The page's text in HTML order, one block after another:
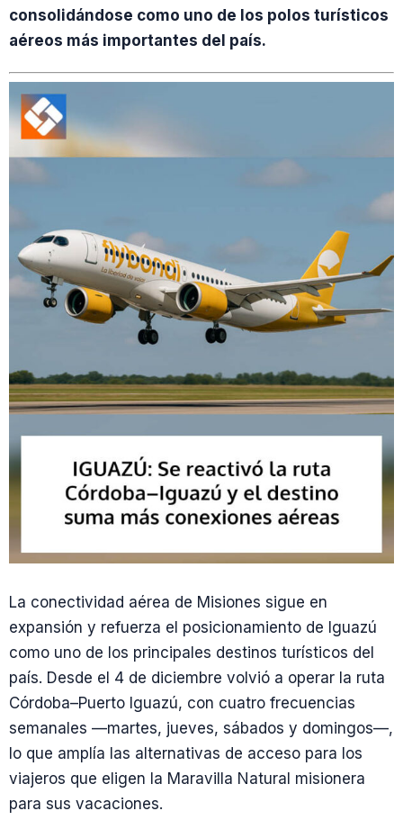
consolidándose como uno de los polos turísticos
aéreos más importantes del país.
La conectividad aérea de Misiones sigue en
expansión y refuerza el posicionamiento de Iguazú
como uno de los principales destinos turísticos del
país. Desde el 4 de diciembre volvió a operar la ruta
Córdoba–Puerto Iguazú, con cuatro frecuencias
semanales —martes, jueves, sábados y domingos—,
lo que amplía las alternativas de acceso para los
viajeros que eligen la Maravilla Natural misionera
para sus vacaciones.